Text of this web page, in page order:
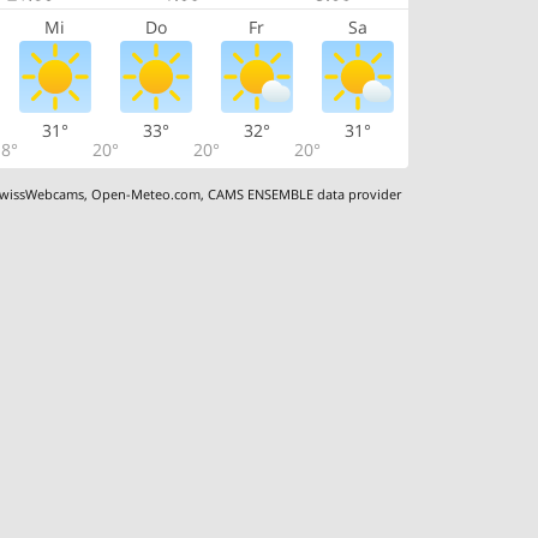
Mi Do Fr Sa
31°
20°
33°
20°
32°
20°
31°
,Open-Meteo.com,CAMS ENSEMBLE data provider